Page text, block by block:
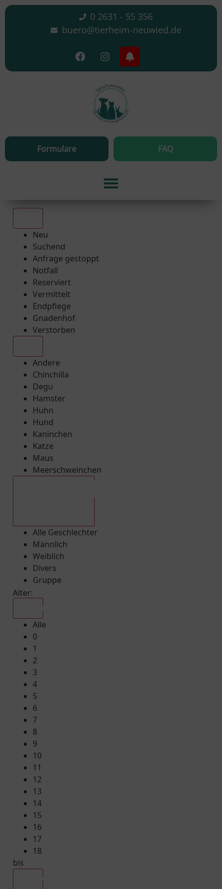
0 2631 - 55 356
buero@tierheim-neuwied.de
Formulare FAQ
Neu
Suchend
Anfrage gestoppt
Notfall
Reserviert
Vermittelt
Endpflege
Gnadenhof
Verstorben
Andere
Chinchilla
Degu
Hamster
Huhn
Hund
Kaninchen
Katze
Maus
Meerschweinchen
Alle Geschlechter
Männlich
Weiblich
Divers
Gruppe
Alter:
Alle
0
1
2
3
4
5
6
7
8
9
10
11
12
13
14
15
16
17
18
bis